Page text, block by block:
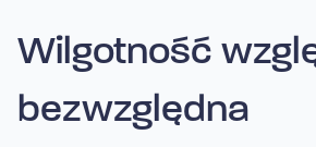
Wilgotność
bezwzględna